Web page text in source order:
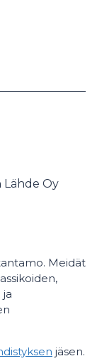
Lähde Oy
Meidät
jäsen.